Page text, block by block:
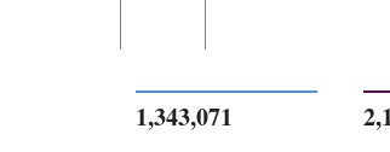
1,343,071